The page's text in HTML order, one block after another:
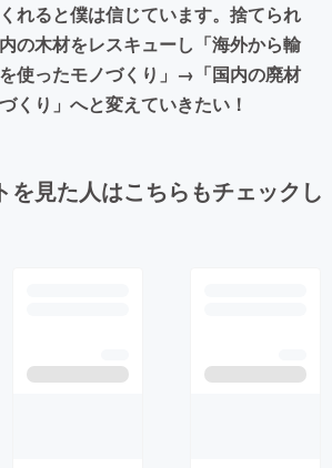
れると僕は信じています。捨てられ
の木材をレスキューし「海外から輸
使ったモノづくり」→「国内の廃材
くり」へと変えていきたい！
を見た人はこちらもチェックし